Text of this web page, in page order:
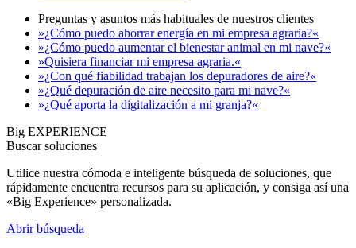
Preguntas y asuntos más habituales de nuestros clientes
»¿Cómo puedo ahorrar energía en mi empresa agraria?«
»¿Cómo puedo aumentar el bienestar animal en mi nave?«
»Quisiera financiar mi empresa agraria.«
»¿Con qué fiabilidad trabajan los depuradores de aire?«
»¿Qué depuración de aire necesito para mi nave?«
»¿Qué aporta la digitalización a mi granja?«
Big EXPERIENCE
Buscar soluciones
Utilice nuestra cómoda e inteligente búsqueda de soluciones, que
rápidamente encuentra recursos para su aplicación, y consiga así una
«Big Experience» personalizada.
Abrir búsqueda